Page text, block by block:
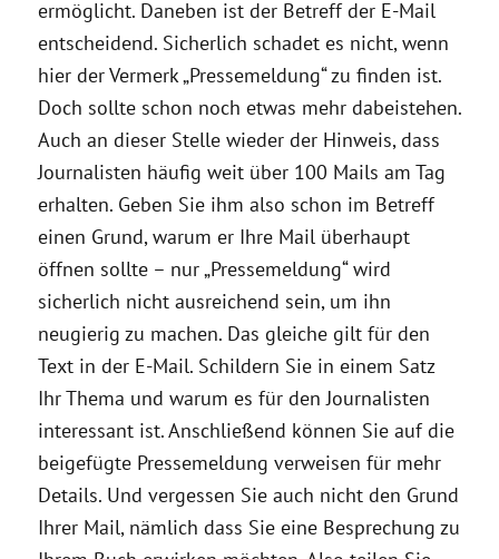
ermöglicht. Daneben ist der Betreff der E-Mail
entscheidend. Sicherlich schadet es nicht, wenn
hier der Vermerk „Pressemeldung“ zu finden ist.
Doch sollte schon noch etwas mehr dabeistehen.
Auch an dieser Stelle wieder der Hinweis, dass
Journalisten häufig weit über 100 Mails am Tag
erhalten. Geben Sie ihm also schon im Betreff
einen Grund, warum er Ihre Mail überhaupt
öffnen sollte – nur „Pressemeldung“ wird
sicherlich nicht ausreichend sein, um ihn
neugierig zu machen. Das gleiche gilt für den
Text in der E-Mail. Schildern Sie in einem Satz
Ihr Thema und warum es für den Journalisten
interessant ist. Anschließend können Sie auf die
beigefügte Pressemeldung verweisen für mehr
Details. Und vergessen Sie auch nicht den Grund
Ihrer Mail, nämlich dass Sie eine Besprechung zu